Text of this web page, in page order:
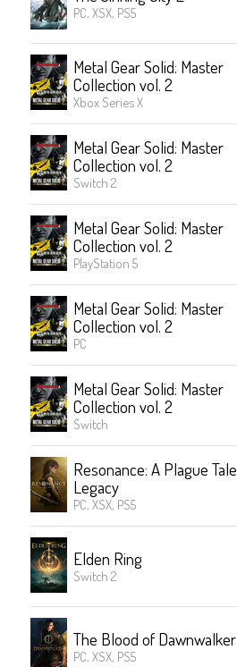
PC, XSX, PS5
Metal Gear Solid: Master
Collection vol. 2
Xbox Series X
Metal Gear Solid: Master
Collection vol. 2
Switch 2
Metal Gear Solid: Master
Collection vol. 2
PlayStation 5
Metal Gear Solid: Master
Collection vol. 2
PC
Metal Gear Solid: Master
Collection vol. 2
Switch
Resonance: A Plague Tale
Legacy
PC, XSX, PS5
Elden Ring
Switch 2
The Blood of Dawnwalker
PC, XSX, PS5